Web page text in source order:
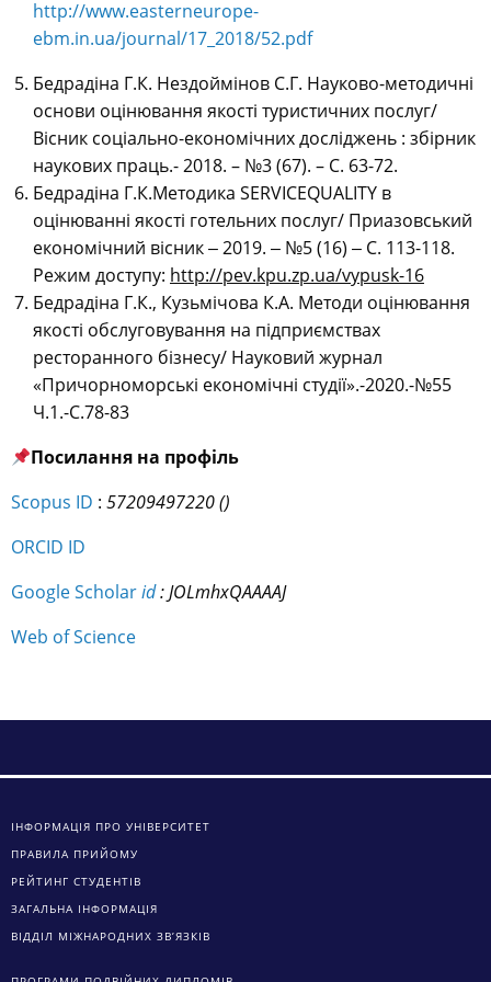
http://www.easterneurope-
ebm.in.ua/journal/17_2018/52.pdf
Бедрадіна Г.К. Нездоймінов С.Г. Науково-методичні
основи оцінювання якості туристичних послуг/
Вісник соціально-економічних досліджень : збірник
наукових праць.- 2018. – №3 (67). – С. 63-72.
Бедрадіна Г.К.Методика SERVICEQUALITY в
оцінюванні якості готельних послуг/ Приазовський
економічний вісник ‒ 2019. ‒ №5 (16) ‒ С. 113-118.
Режим доступу: http://pev.kpu.zp.ua/vypusk-16
Бедрадіна Г.К., Кузьмічова К.А. Методи оцінювання
якості обслуговування на підприємствах
ресторанного бізнесу/ Науковий журнал
«Причорноморські економічні студії».-2020.-№55
Ч.1.-С.78-83
Посилання на профіль
Scopus ID : 57209497220()
ORCID ID
Google Scholarid: JOLmhxQAAAAJ
Web of Science
ІНФОРМАЦІЯ ПРО УНІВЕРСИТЕТ
ПРАВИЛА ПРИЙОМУ
РЕЙТИНГ СТУДЕНТІВ
ЗАГАЛЬНА ІНФОРМАЦІЯ
ВІДДІЛ МІЖНАРОДНИХ ЗВ’ЯЗКІВ